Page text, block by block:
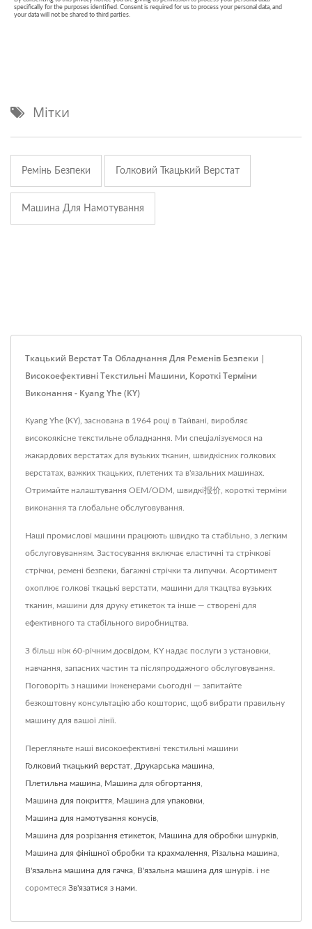
Мітки
Ремінь Безпеки Голковий Ткацький Верстат
Машина Для Намотування
Ткацький Верстат Та Обладнання Для Ременів Безпеки |
Високоефективні Текстильні Машини, Короткі Терміни
Виконання - Kyang Yhe (KY)
Kyang Yhe (KY), заснована в 1964 році в Тайвані, виробляє
високоякісне текстильне обладнання. Ми спеціалізуємося на
жакардових верстатах для вузьких тканин, швидкісних голкових
верстатах, важких ткацьких, плетених та в'язальних машинах.
Отримайте налаштування OEM/ODM, швидкі报价, короткі терміни
виконання та глобальне обслуговування.
Наші промислові машини працюють швидко та стабільно, з легким
обслуговуванням. Застосування включає еластичні та стрічкові
стрічки, ремені безпеки, багажні стрічки та липучки. Асортимент
охоплює голкові ткацькі верстати, машини для ткацтва вузьких
тканин, машини для друку етикеток та інше — створені для
ефективного та стабільного виробництва.
З більш ніж 60-річним досвідом, KY надає послуги з установки,
навчання, запасних частин та післяпродажного обслуговування.
Поговоріть з нашими інженерами сьогодні — запитайте
безкоштовну консультацію або кошторис, щоб вибрати правильну
машину для вашої лінії.
Перегляньте наші високоефективні текстильні машини
Голковий ткацький верстат Друкарська машина
Плетильна машина Машина для обгортання
Машина для покриття Машина для упаковки
Машина для намотування конусів
Машина для розрізання етикеток Машина для обробки шнурків
Машина для фінішної обробки та крахмалення Різальна машина
В'язальна машина для гачка В'язальна машина для шнурів. і не
соромтеся Зв'язатися з нами